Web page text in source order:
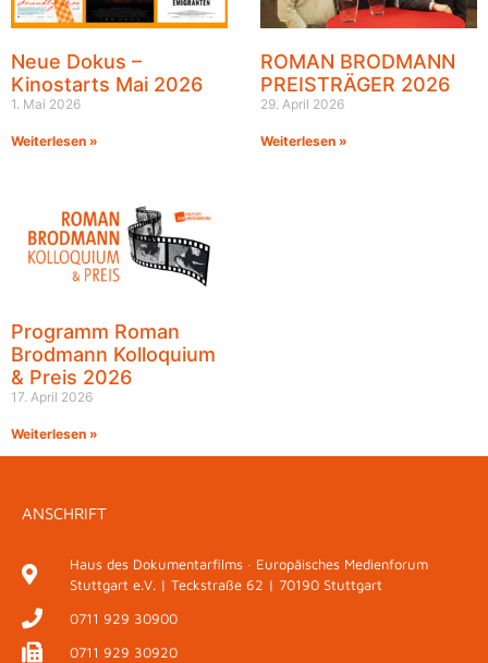
Neue Dokus –
Kinostarts Mai 2026
1. Mai 2026
Weiterlesen »
ROMAN BRODMANN
PREISTRÄGER 2026
29. April 2026
Weiterlesen »
Programm Roman
Brodmann Kolloquium
& Preis 2026
17. April 2026
Weiterlesen »
ANSCHRIFT
Haus des Dokumentarfilms · Europäisches Medienforum
Stuttgart e.V. | Teckstraße 62 | 70190 Stuttgart
0711 929 30900
0711 929 30920